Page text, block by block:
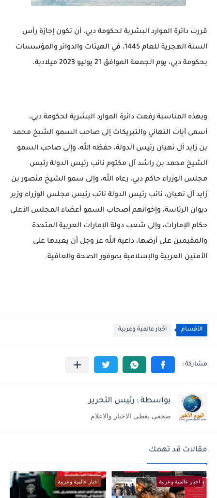
قررت دائرة الموارد البشرية لحكومة دبي، أن تكون إجازة رأس
السنة الهجرية للعام 1445، في الهيئات والدوائر والمؤسسات
بحكومة دبي، يوم الجمعة الموافق 21 يوليو 2023 ميلادية.
وبهذه المناسبة رفعت دائرة الموارد البشرية لحكومة دبي،
أسمى آيات التهاني والتبريكات إلى صاحب السمو الشيخ محمد
بن زايد آل نهيان رئيس الدولة، حفظه الله، وإلى صاحب السمو
الشيخ محمد بن راشد آل مكتوم نائب رئيس الدولة رئيس
مجلس الوزراء حاكم دبي، رعاه الله، وإلى سمو الشيخ منصور بن
زايد آل نهيان، نائب رئيس الدولة نائب رئيس مجلس الوزراء وزير
ديوان الرئاسة، وإخوانهم أصحاب السمو أعضاء المجلس الأعلى
حكام الإمارات، وإلى شعب دولة الإمارات العربية المتحدة
والمقيمين على أرضها، داعية الله عز وجل أن يعيدها على
الأمتين العربية والإسلامية بموفور الصحة والعافية.
الأقسام اخبار عالمية وعربية
بواسطة : رئيس التحرير
صحفى يغطى الاخبار والاعلام
مقالات قد تهمك
اخبار عالمية وعربية اخبار عالمية وعربية